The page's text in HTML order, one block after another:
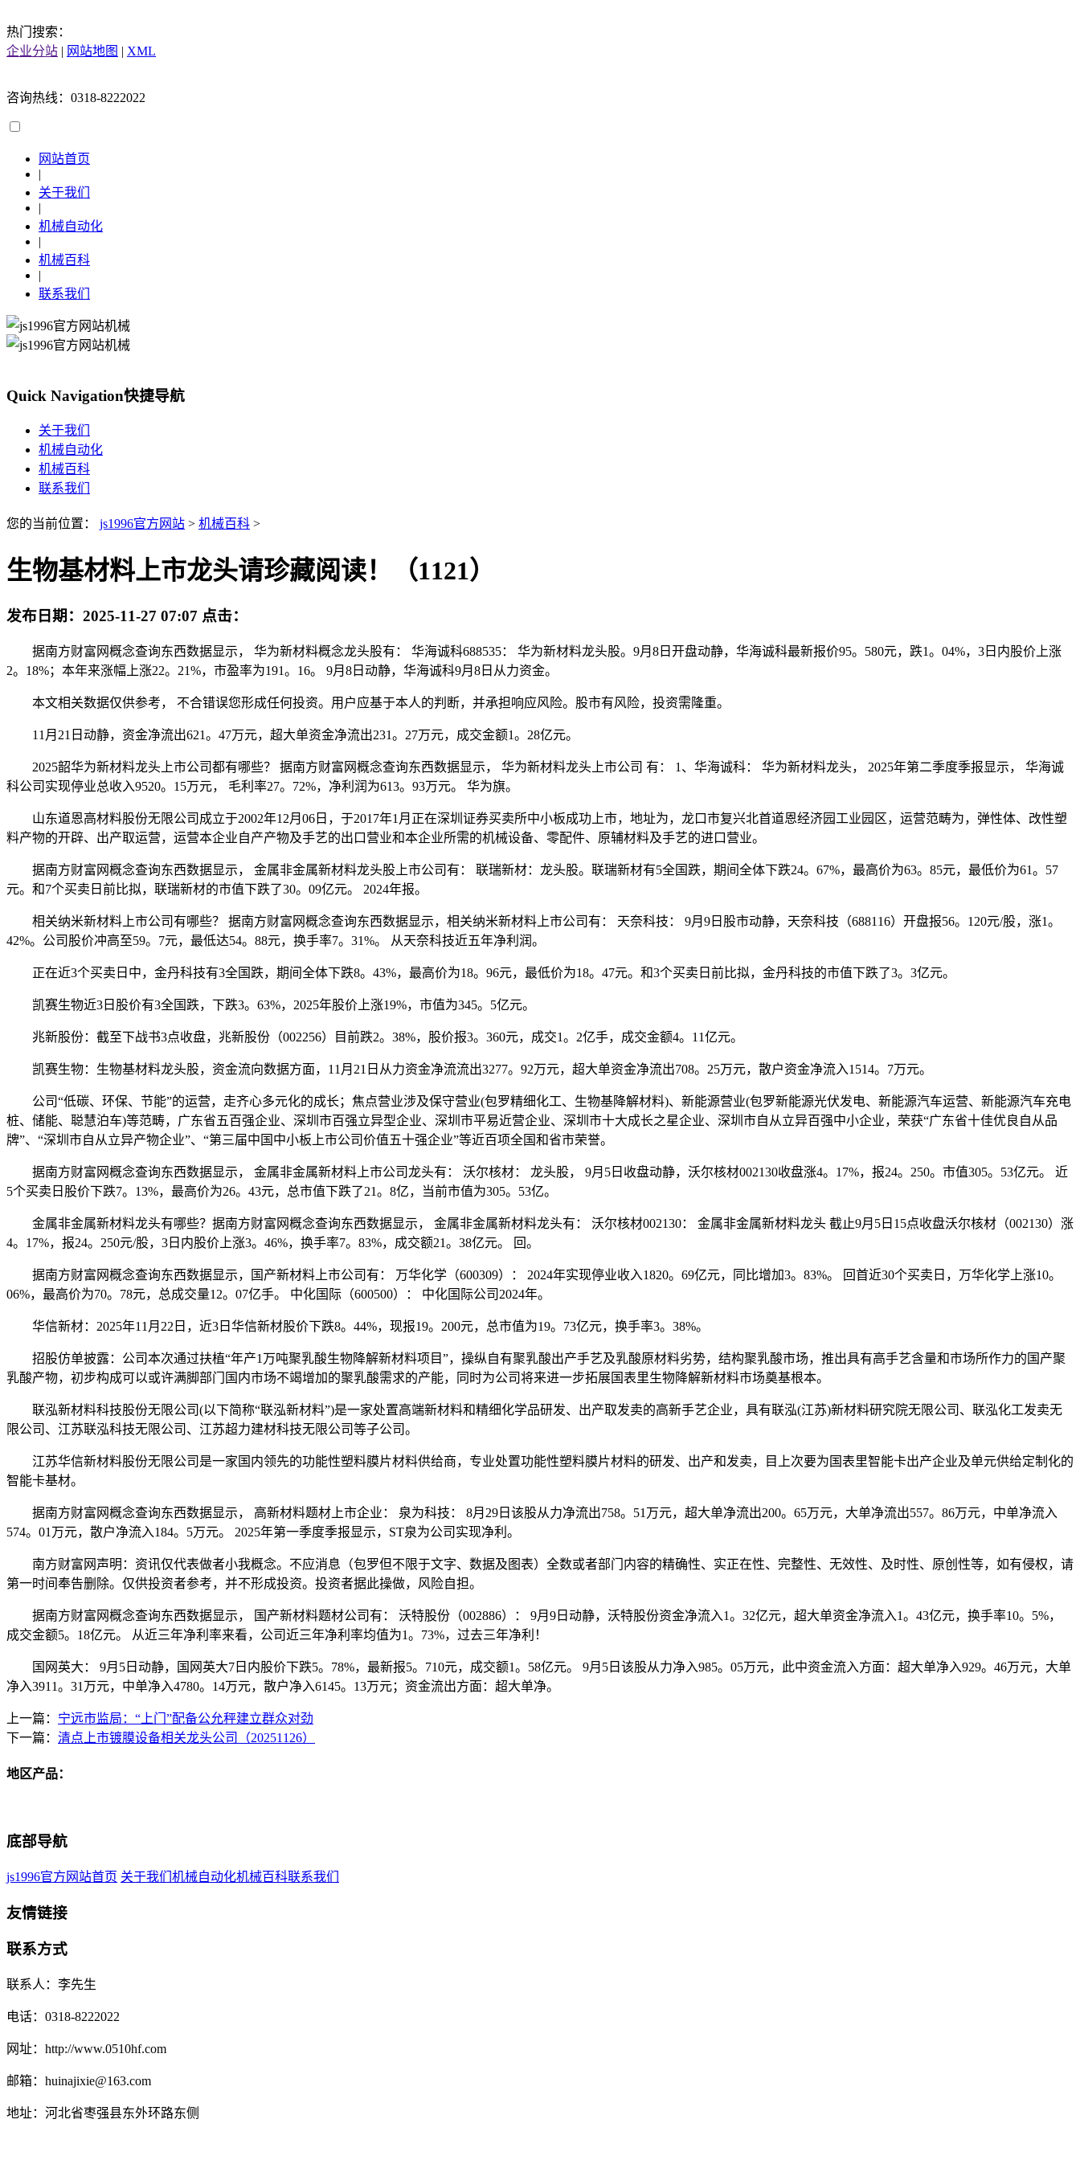
热门搜索：
企业分站 | 网站地图 | XML
咨询热线：0318-8222022
网站首页
|
关于我们
|
机械自动化
|
机械百科
|
联系我们
Quick Navigation快捷导航
关于我们
机械自动化
机械百科
联系我们
您的当前位置： js1996官方网站 > 机械百科 >
生物基材料上市龙头请珍藏阅读！（1121）
发布日期： 2025-11-27 07:07 点击：
据南方财富网概念查询东西数据显示， 华为新材料概念龙头股有： 华海诚科688535： 华为新材料龙头股。9月8日开盘动静，华海诚科最新报价95。580元，跌1。04%，3日内股价上涨
2。18%；本年来涨幅上涨22。21%，市盈率为191。16。 9月8日动静，华海诚科9月8日从力资金。
本文相关数据仅供参考， 不合错误您形成任何投资。用户应基于本人的判断，并承担响应风险。股市有风险，投资需隆重。
11月21日动静，资金净流出621。47万元，超大单资金净流出231。27万元，成交金额1。28亿元。
2025韶华为新材料龙头上市公司都有哪些？ 据南方财富网概念查询东西数据显示， 华为新材料龙头上市公司 有： 1、华海诚科： 华为新材料龙头， 2025年第二季度季报显示， 华海诚
科公司实现停业总收入9520。15万元， 毛利率27。72%，净利润为613。93万元。 华为旗。
山东道恩高材料股份无限公司成立于2002年12月06日，于2017年1月正在深圳证券买卖所中小板成功上市，地址为，龙口市复兴北首道恩经济园工业园区，运营范畴为，弹性体、改性塑
料产物的开辟、出产取运营，运营本企业自产产物及手艺的出口营业和本企业所需的机械设备、零配件、原辅材料及手艺的进口营业。
据南方财富网概念查询东西数据显示， 金属非金属新材料龙头股上市公司有： 联瑞新材：龙头股。联瑞新材有5全国跌，期间全体下跌24。67%，最高价为63。85元，最低价为61。57
元。和7个买卖日前比拟，联瑞新材的市值下跌了30。09亿元。 2024年报。
相关纳米新材料上市公司有哪些？ 据南方财富网概念查询东西数据显示，相关纳米新材料上市公司有： 天奈科技： 9月9日股市动静，天奈科技（688116）开盘报56。120元/股，涨1。
42%。公司股价冲高至59。7元，最低达54。88元，换手率7。31%。 从天奈科技近五年净利润。
正在近3个买卖日中，金丹科技有3全国跌，期间全体下跌8。43%，最高价为18。96元，最低价为18。47元。和3个买卖日前比拟，金丹科技的市值下跌了3。3亿元。
凯赛生物近3日股价有3全国跌，下跌3。63%，2025年股价上涨19%，市值为345。5亿元。
兆新股份：截至下战书3点收盘，兆新股份（002256）目前跌2。38%，股价报3。360元，成交1。2亿手，成交金额4。11亿元。
凯赛生物：生物基材料龙头股，资金流向数据方面，11月21日从力资金净流流出3277。92万元，超大单资金净流出708。25万元，散户资金净流入1514。7万元。
公司“低碳、环保、节能”的运营，走齐心多元化的成长；焦点营业涉及保守营业(包罗精细化工、生物基降解材料)、新能源营业(包罗新能源光伏发电、新能源汽车运营、新能源汽车充电
桩、储能、聪慧泊车)等范畴，广东省五百强企业、深圳市百强立异型企业、深圳市平易近营企业、深圳市十大成长之星企业、深圳市自从立异百强中小企业，荣获“广东省十佳优良自从品
牌”、“深圳市自从立异产物企业”、“第三届中国中小板上市公司价值五十强企业”等近百项全国和省市荣誉。
据南方财富网概念查询东西数据显示， 金属非金属新材料上市公司龙头有： 沃尔核材： 龙头股， 9月5日收盘动静，沃尔核材002130收盘涨4。17%，报24。250。市值305。53亿元。 近
5个买卖日股价下跌7。13%，最高价为26。43元，总市值下跌了21。8亿，当前市值为305。53亿。
金属非金属新材料龙头有哪些？据南方财富网概念查询东西数据显示， 金属非金属新材料龙头有： 沃尔核材002130： 金属非金属新材料龙头 截止9月5日15点收盘沃尔核材（002130）涨
4。17%，报24。250元/股，3日内股价上涨3。46%，换手率7。83%，成交额21。38亿元。 回。
据南方财富网概念查询东西数据显示，国产新材料上市公司有： 万华化学（600309）： 2024年实现停业收入1820。69亿元，同比增加3。83%。 回首近30个买卖日，万华化学上涨10。
06%，最高价为70。78元，总成交量12。07亿手。 中化国际（600500）： 中化国际公司2024年。
华信新材：2025年11月22日，近3日华信新材股价下跌8。44%，现报19。200元，总市值为19。73亿元，换手率3。38%。
招股仿单披露：公司本次通过扶植“年产1万吨聚乳酸生物降解新材料项目”，操纵自有聚乳酸出产手艺及乳酸原材料劣势，结构聚乳酸市场，推出具有高手艺含量和市场所作力的国产聚
乳酸产物，初步构成可以或许满脚部门国内市场不竭增加的聚乳酸需求的产能，同时为公司将来进一步拓展国表里生物降解新材料市场奠基根本。
联泓新材料科技股份无限公司(以下简称“联泓新材料”)是一家处置高端新材料和精细化学品研发、出产取发卖的高新手艺企业，具有联泓(江苏)新材料研究院无限公司、联泓化工发卖无
限公司、江苏联泓科技无限公司、江苏超力建材科技无限公司等子公司。
江苏华信新材料股份无限公司是一家国内领先的功能性塑料膜片材料供给商，专业处置功能性塑料膜片材料的研发、出产和发卖，目上次要为国表里智能卡出产企业及单元供给定制化的
智能卡基材。
据南方财富网概念查询东西数据显示， 高新材料题材上市企业： 泉为科技： 8月29日该股从力净流出758。51万元，超大单净流出200。65万元，大单净流出557。86万元，中单净流入
574。01万元，散户净流入184。5万元。 2025年第一季度季报显示，ST泉为公司实现净利。
南方财富网声明：资讯仅代表做者小我概念。不应消息（包罗但不限于文字、数据及图表）全数或者部门内容的精确性、实正在性、完整性、无效性、及时性、原创性等，如有侵权，请
第一时间奉告删除。仅供投资者参考，并不形成投资。投资者据此操做，风险自担。
据南方财富网概念查询东西数据显示， 国产新材料题材公司有： 沃特股份（002886）： 9月9日动静，沃特股份资金净流入1。32亿元，超大单资金净流入1。43亿元，换手率10。5%，
成交金额5。18亿元。 从近三年净利率来看，公司近三年净利率均值为1。73%，过去三年净利！
国网英大： 9月5日动静，国网英大7日内股价下跌5。78%，最新报5。710元，成交额1。58亿元。 9月5日该股从力净入985。05万元，此中资金流入方面：超大单净入929。46万元，大单
净入3911。31万元，中单净入4780。14万元，散户净入6145。13万元；资金流出方面：超大单净。
上一篇： 宁远市监局：“上门”配备公允秤建立群众对劲
下一篇： 清点上市镀膜设备相关龙头公司（20251126）
地区产品：
底部导航
js1996官方网站首页 关于我们 机械自动化机械百科联系我们
友情链接
联系方式
联系人：李先生
电话：0318-8222022
网址：http://www.0510hf.com
邮箱：huinajixie@163.com
地址：河北省枣强县东外环路东侧